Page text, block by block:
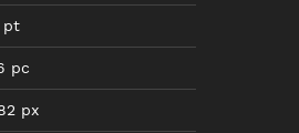
pt
pc
px